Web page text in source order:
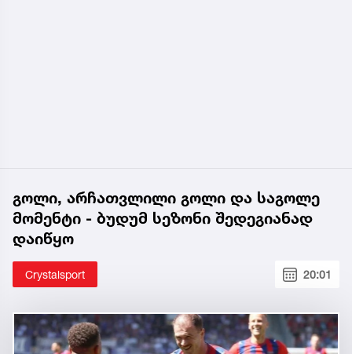
გოლი, არჩათვლილი გოლი და საგოლე
მომენტი - ბუდუმ სეზონი შედეგიანად
დაიწყო
Crystalsport 20:01